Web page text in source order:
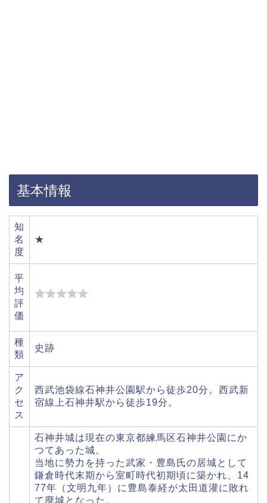
基本情報
知
名
度
★
平
均
評
価
種
類
史跡
ア
ク
セ
ス
西武池袋線石神井公園駅から徒歩20分。西武新
宿線上石神井駅から徒歩19分。
石神井城は現在の東京都練馬区石神井公園にか
つてあった城。
当地に勢力を持った武家・豊島氏の居城として
鎌倉時代末期から室町時代初期頃に築かれ、14
77年（文明九年）に豊島泰経が太田道灌に敗れ
て廃城となった。